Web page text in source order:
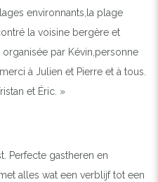
environnants,la plage
la voisine bergère et
par Kévin,personne
à Julien et Pierre et à tous.
et Éric. »
Perfecte gastheren en
alles wat een verblijf tot een